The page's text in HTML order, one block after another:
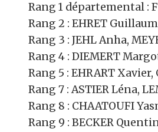
Rang 1 départemental :
Rang 2 : EHRET
Rang 3 : JEHL Anha,
Rang 4 : DIEMERT
Rang 5 : EHRART
Rang 7 : ASTIER Léna,
Rang 8 : CHAATOUFI
Rang 9 : BECKER